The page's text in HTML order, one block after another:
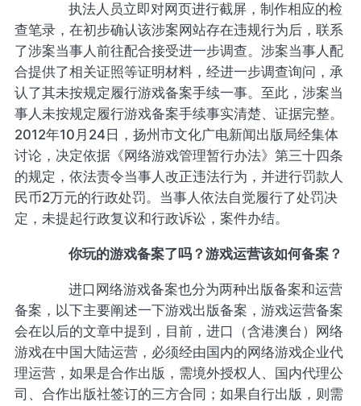
执法人员立即对网页进行截屏，制作相应的检
查笔录，在初步确认该涉案网站存在违规行为后，联系
了涉案当事人前往配合接受进一步调查。涉案当事人配
合提供了相关证照等证明材料，经进一步调查询问，承
认了其未按规定履行游戏备案手续一事。至此，涉案当
事人未按规定履行游戏备案手续事实清楚、证据完整。
2012年10月24日，扬州市文化广电新闻出版局经集体
讨论，决定依据《网络游戏管理暂行办法》第三十四条
的规定，依法责令当事人改正违法行为，并进行罚款人
民币2万元的行政处罚。当事人依法自觉履行了处罚决
定，未提起行政复议和行政诉讼，案件办结。
你玩的游戏备案了吗？游戏运营该如何备案？
进口网络游戏备案也分为两种出版备案和运营
备案，以下主要阐述一下游戏出版备案，游戏运营备案
会在以后的文章中提到，目前，进口（含港澳台）网络
游戏在中国大陆运营，必须经由国内的网络游戏企业代
理运营，如果是合作出版，需境外授权人、国内代理公
司、合作出版社签订的三方合同；如果自行出版，则需